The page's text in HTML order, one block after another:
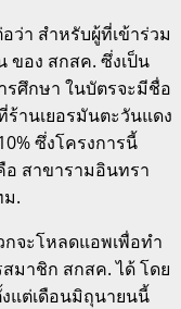
ว่า สำหรับผู้ที่เข้าร่วม
ของ สกสค. ซึ่งเป็น
รศึกษา ในบัตรจะมีชื่อ
านเยอรมันตะวันแดง
ซึ่งโครงการนี้
อ สาขารามอินทรา
.
จะโหลดแอพเพื่อทำ
มาชิก สกสค. ได้ โดย
งแต่เดือนมิถุนายนนี้